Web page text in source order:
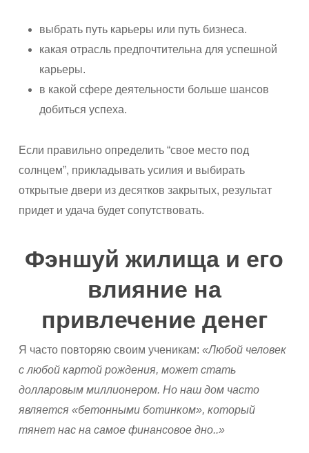
выбрать путь карьеры или путь бизнеса.
какая отрасль предпочтительна для успешной
карьеры.
в какой сфере деятельности больше шансов
добиться успеха.
Если правильно определить “свое место под
солнцем”, прикладывать усилия и выбирать
открытые двери из десятков закрытых, результат
придет и удача будет сопутствовать.
Фэншуй жилища и его
влияние на
привлечение денег
Я часто повторяю своим ученикам: «Любой человек
с любой картой рождения, может стать
долларовым миллионером. Но наш дом часто
является «бетонными ботинком», который
тянет нас на самое финансовое дно..»